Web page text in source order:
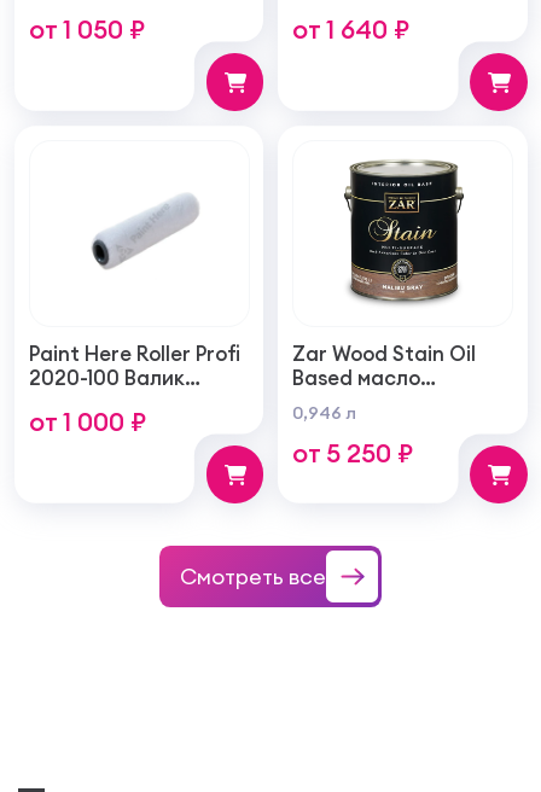
щетиной плоская
от 1 050 ₽
тонкую гладкую
структуру покрытия
от 1 640 ₽
Paint Here Roller Profi
2020-100 Валик
тонкую гладкую
структуру покрытия
от 1 000 ₽
Zar Wood Stain Oil
Based масло
тонирующая по
дереву
0,946 л
от 5 250 ₽
Смотреть все